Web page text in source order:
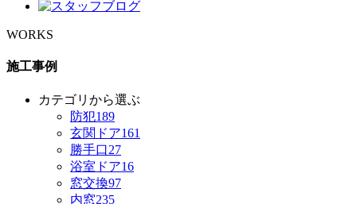
WORKS
施工事例
カテゴリから選ぶ
防犯189
玄関ドア161
勝手口27
浴室ドア16
窓交換97
内窓235